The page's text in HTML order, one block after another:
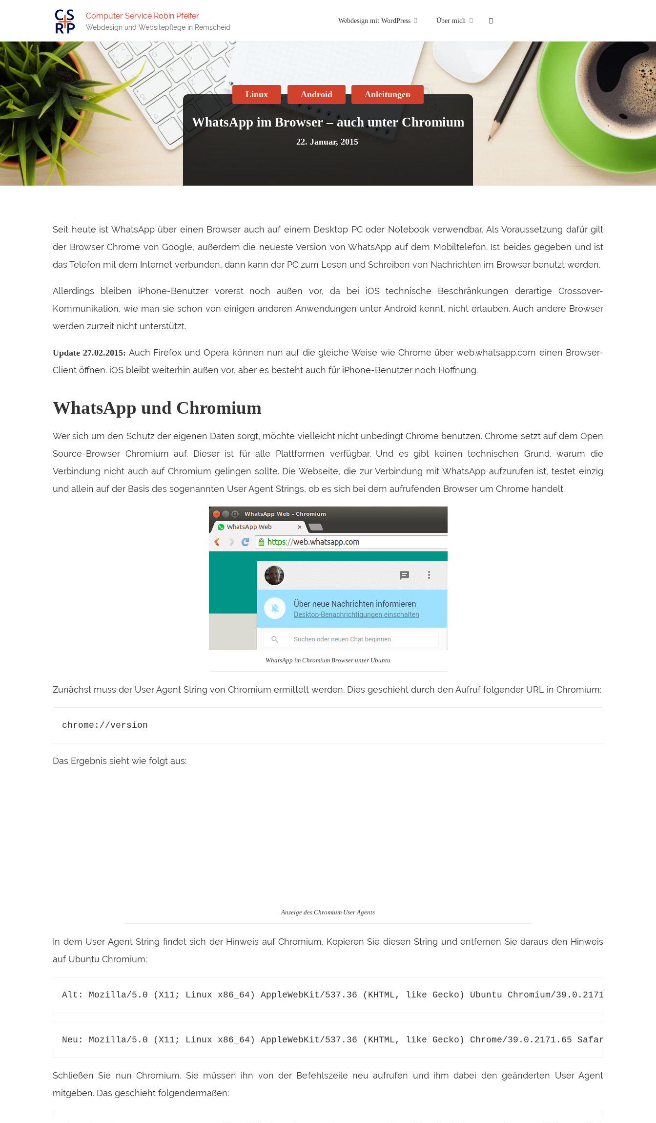
Computer Service Robin Pfeifer
Webdesign und Websitepflege in Remscheid
Webdesign mit WordPress Über mich
WhatsApp im Browser – auch unter Chromium
22. Januar, 2015
Linux Android Anleitungen
Seit heute ist WhatsApp über einen Browser auch auf einem Desktop PC oder Notebook verwendbar. Als Voraussetzung dafür gilt
der Browser Chrome von Google, außerdem die neueste Version von WhatsApp auf dem Mobiltelefon. Ist beides gegeben und ist
das Telefon mit dem Internet verbunden, dann kann der PC zum Lesen und Schreiben von Nachrichten im Browser benutzt werden.
Allerdings bleiben iPhone-Benutzer vorerst noch außen vor, da bei iOS technische Beschränkungen derartige Crossover-
Kommunikation, wie man sie schon von einigen anderen Anwendungen unter Android kennt, nicht erlauben. Auch andere Browser
werden zurzeit nicht unterstützt.
Update 27.02.2015: Auch Firefox und Opera können nun auf die gleiche Weise wie Chrome über web.whatsapp.com einen Browser-
Client öffnen. iOS bleibt weiterhin außen vor, aber es besteht auch für iPhone-Benutzer noch Hoffnung.
WhatsApp und Chromium
Wer sich um den Schutz der eigenen Daten sorgt, möchte vielleicht nicht unbedingt Chrome benutzen. Chrome setzt auf dem Open
Source-Browser Chromium auf. Dieser ist für alle Plattformen verfügbar. Und es gibt keinen technischen Grund, warum die
Verbindung nicht auch auf Chromium gelingen sollte. Die Webseite, die zur Verbindung mit WhatsApp aufzurufen ist, testet einzig
und allein auf der Basis des sogenannten User Agent Strings, ob es sich bei dem aufrufenden Browser um Chrome handelt.
WhatsApp im Chromium Browser unter Ubuntu
Zunächst muss der User Agent String von Chromium ermittelt werden. Dies geschieht durch den Aufruf folgender URL in Chromium:
chrome://version
Das Ergebnis sieht wie folgt aus:
Anzeige des Chromium User Agents
In dem User Agent String findet sich der Hinweis auf Chromium. Kopieren Sie diesen String und entfernen Sie daraus den Hinweis
auf Ubuntu Chromium:
Alt: Mozilla/5.0 (X11; Linux x86_64) AppleWebKit/537.36 (KHTML, like Gecko) Ubuntu Chromium/39.0.2171.65
Neu: Mozilla/5.0 (X11; Linux x86_64) AppleWebKit/537.36 (KHTML, like Gecko) Chrome/39.0.2171.65 Safari/537.36
Schließen Sie nun Chromium. Sie müssen ihn von der Befehlszeile neu aufrufen und ihm dabei den geänderten User Agent
mitgeben. Das geschieht folgendermaßen: